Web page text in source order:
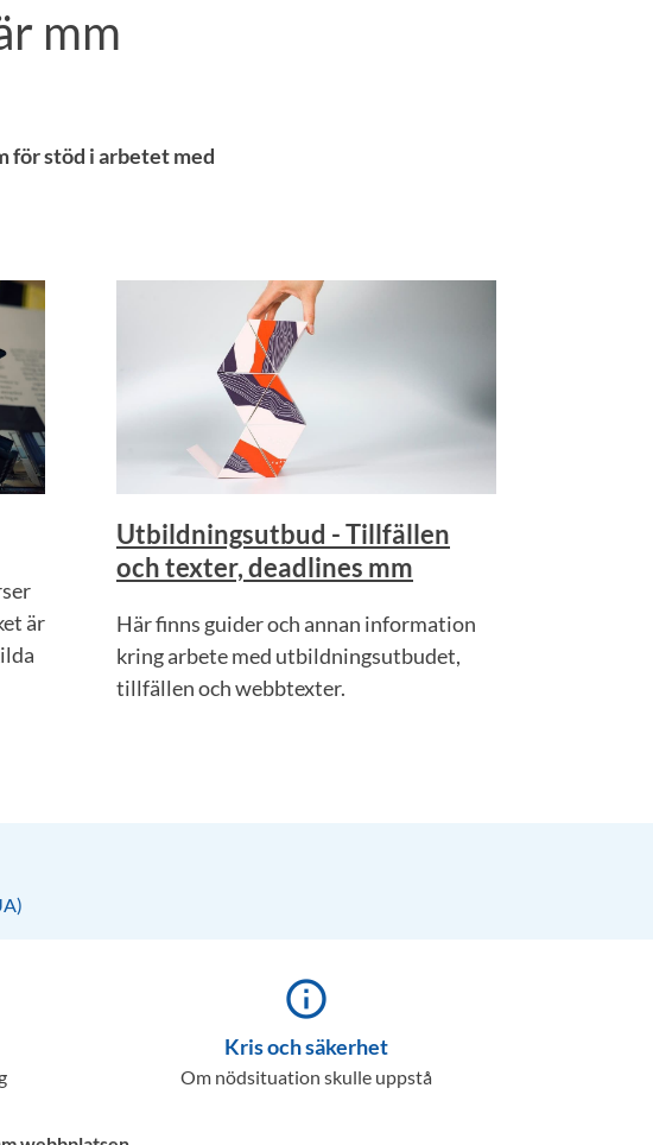
mm
för stöd i arbetet med
är
Utbildningsutbud - Tillfällen
och texter, deadlines mm
Här finns guider och annan information
kring arbete med utbildningsutbudet,
tillfällen och webbtexter.
info_outline
Kris och säkerhet
Om nödsituation skulle uppstå